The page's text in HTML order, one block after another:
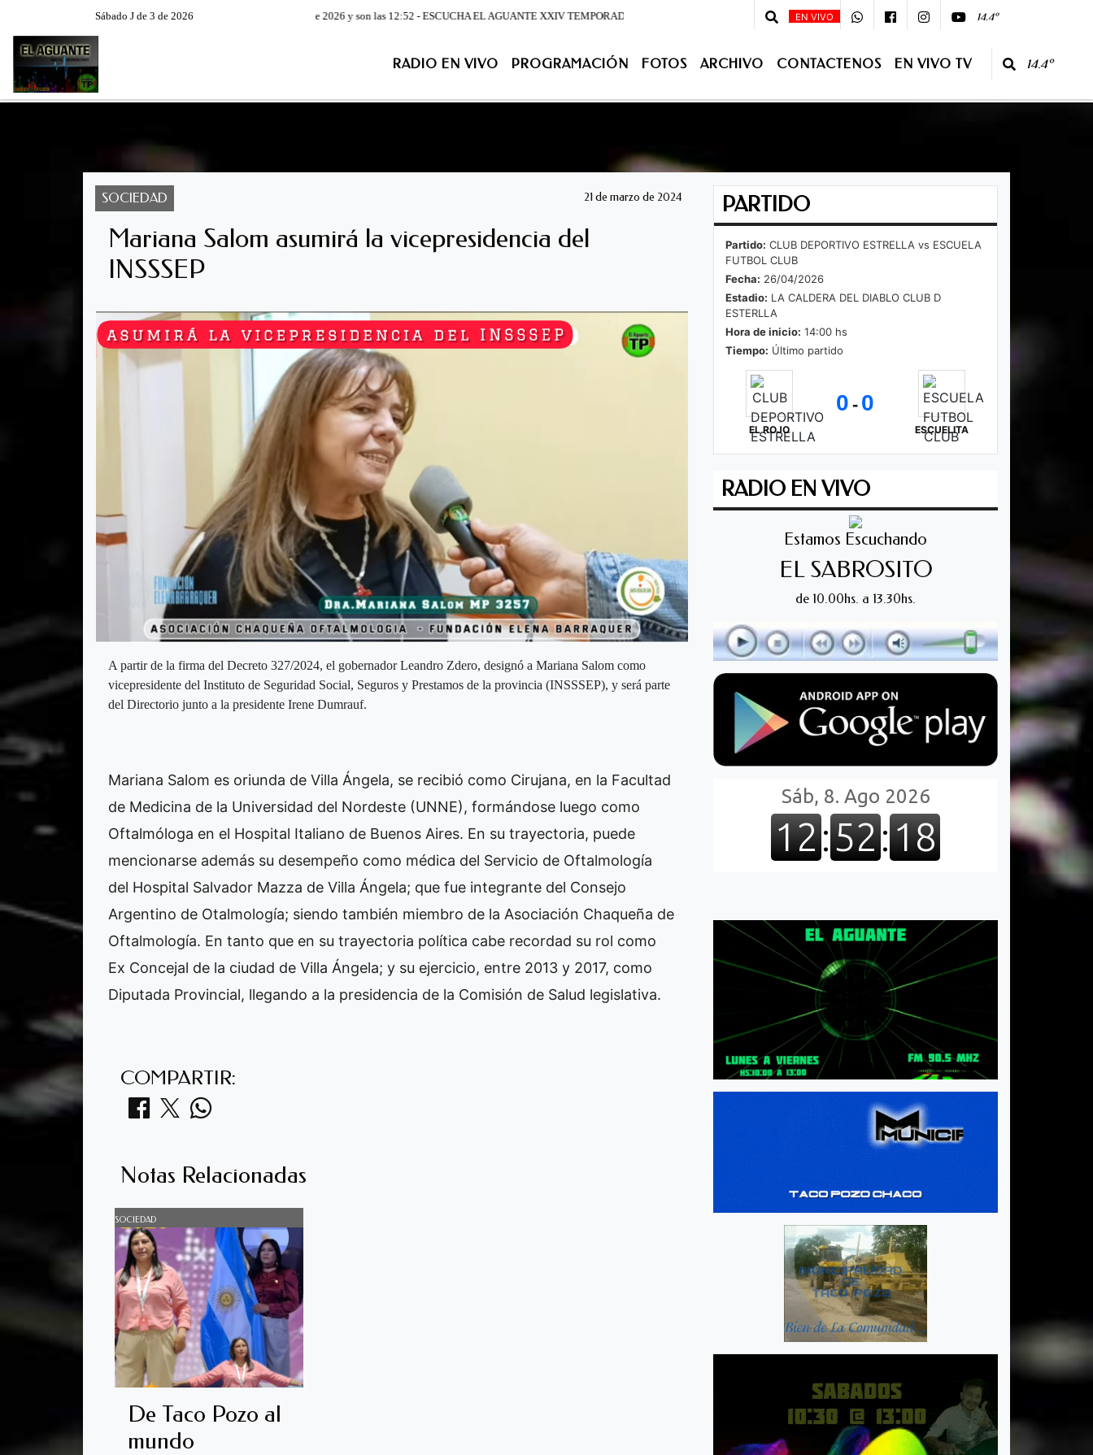
Sábado J de 3 de 2026Hoy es Sábado 8 de Agosto de 2026 y son las 12:52 - ESCUCHA EL AGUANTE XXIV TEMPORADA DE LUNES A VIERNES DESDE LA 07:00 - 08 :00 - Primera Edición - 10:00 - 13:00 Segunda Edición -
EN VIVO 14.4º
PROGRAMACIÓN FOTOS ARCHIVO CONTACTENOS EN VIVO TV
RADIO EN VIVO PROGRAMACIÓN FOTOS ARCHIVO CONTACTENOS EN VIVO TV 14.4º
SOCIEDAD 21 de marzo de 2024
Mariana Salom asumirá la vicepresidencia del
INSSSEP
A partir de la firma del Decreto 327/2024, el gobernador Leandro Zdero, designó a Mariana Salom como
vicepresidente del Instituto de Seguridad Social, Seguros y Prestamos de la provincia (INSSSEP), y será parte
del Directorio junto a la presidente Irene Dumrauf.
Mariana Salom es oriunda de Villa Ángela, se recibió como Cirujana, en la Facultad
de Medicina de la Universidad del Nordeste (UNNE), formándose luego como
Oftalmóloga en el Hospital Italiano de Buenos Aires. En su trayectoria, puede
mencionarse además su desempeño como médica del Servicio de Oftalmología
del Hospital Salvador Mazza de Villa Ángela; que fue integrante del Consejo
Argentino de Otalmología; siendo también miembro de la Asociación Chaqueña de
Oftalmología. En tanto que en su trayectoria política cabe recordad su rol como
Ex Concejal de la ciudad de Villa Ángela; y su ejercicio, entre 2013 y 2017, como
Diputada Provincial, llegando a la presidencia de la Comisión de Salud legislativa.
COMPARTIR:
Notas Relacionadas
SOCIEDAD
De Taco Pozo al
mundo
PARTIDO
Partido: CLUB DEPORTIVO ESTRELLA vs ESCUELA
FUTBOL CLUB
Fecha: 26/04/2026
Estadio: LA CALDERA DEL DIABLO CLUB D
ESTERLLA
Hora de inicio: 14:00 hs
Tiempo: Último partido
EL ROJO
0 - 0
ESCUELITA
RADIO EN VIVO
Estamos Escuchando
EL SABROSITO
de 10.00hs. a 13.30hs.